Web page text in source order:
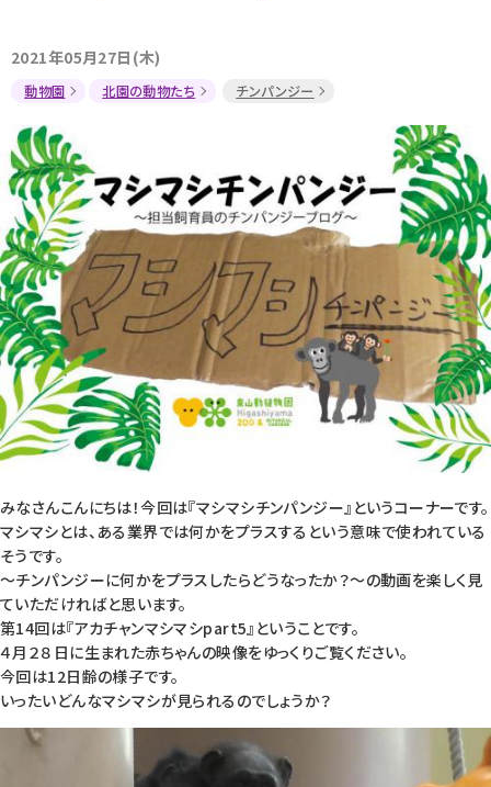
2021年05月27日(木)
動物園 北園の動物たち チンパンジー
みなさんこんにちは！今回は『マシマシチンパンジー』というコーナーです。
マシマシとは、ある業界では何かをプラスするという意味で使われている
そうです。
～チンパンジーに何かをプラスしたらどうなったか？～の動画を楽しく見
ていただければと思います。
第14回は『アカチャンマシマシpart5』ということです。
４月２８日に生まれた赤ちゃんの映像をゆっくりご覧ください。
今回は12日齢の様子です。
いったいどんなマシマシが見られるのでしょうか？